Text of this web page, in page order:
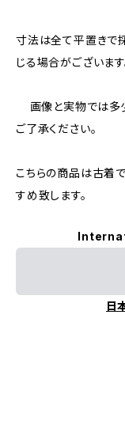
寸法は全て平置きで
じる場合がございます
画像と実物では多
ご了承ください。
こちらの商品は古着
すめ致します。
日